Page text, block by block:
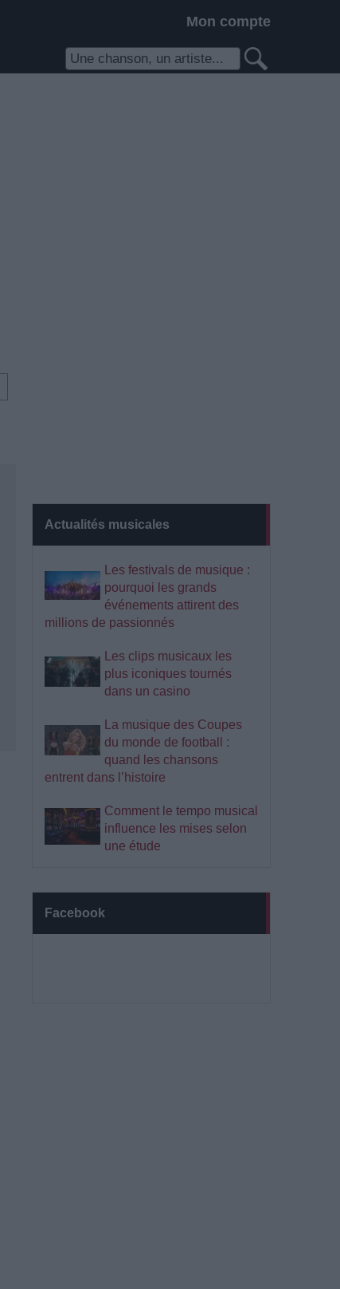
Mon compte
Actualités musicales
Les festivals de musique :
pourquoi les grands
événements attirent des
millions de passionnés
Les clips musicaux les
plus iconiques tournés
dans un casino
La musique des Coupes
du monde de football :
quand les chansons
entrent dans l’histoire
Comment le tempo musical
influence les mises selon
une étude
Facebook